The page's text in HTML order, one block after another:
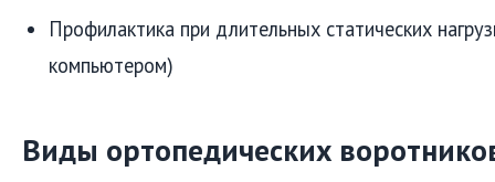
Профилактика при длительных статических
компьютером)
Виды ортопедических